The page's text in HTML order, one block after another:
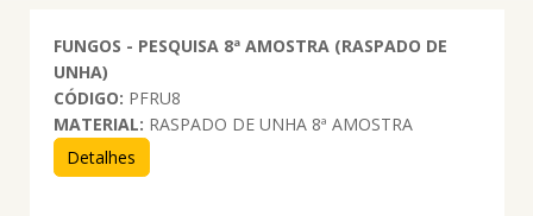
FUNGOS - PESQUISA 8ª AMOSTRA (RASPADO DE
UNHA)
CÓDIGO: PFRU8
MATERIAL: RASPADO DE UNHA 8ª AMOSTRA
Detalhes